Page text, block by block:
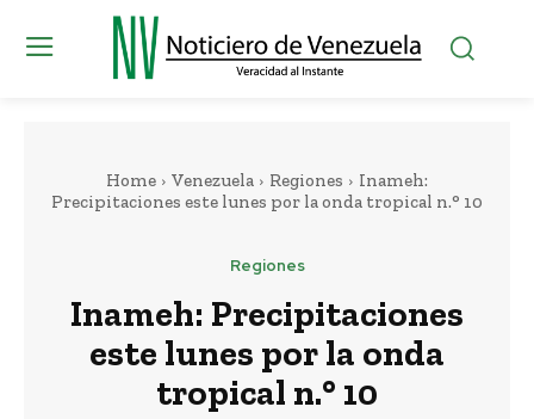
Home Venezuela Regiones
Inameh:
Precipitaciones este lunes por la onda tropical n.° 10
Regiones
Inameh: Precipitaciones
este lunes por la onda
tropical n.° 10